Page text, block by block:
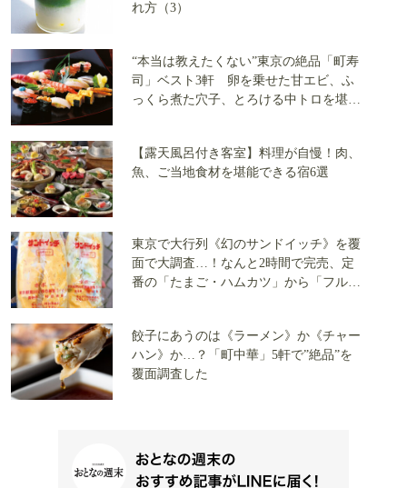
れ方（3）
“本当は教えたくない”東京の絶品「町寿
司」ベスト3軒 卵を乗せた甘エビ、ふ
っくら煮た穴子、とろける中トロを堪
【露天風呂付き客室】料理が自慢！肉、
魚、ご当地食材を堪能できる宿6選
東京で大行列《幻のサンドイッチ》を覆
面で大調査…！なんと2時間で完売、定
番の「たまご・ハムカツ」から「フルー
餃子にあうのは《ラーメン》か《チャー
ハン》か…？「町中華」5軒で”絶品”を
覆面調査した